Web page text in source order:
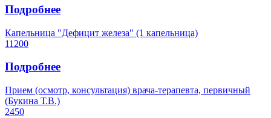
Подробнее
Капельница "Дефицит железа" (1 капельница)
11200
Подробнее
Прием (осмотр, консультация) врача-терапевта, первичный
(Букина Т.В.)
2450